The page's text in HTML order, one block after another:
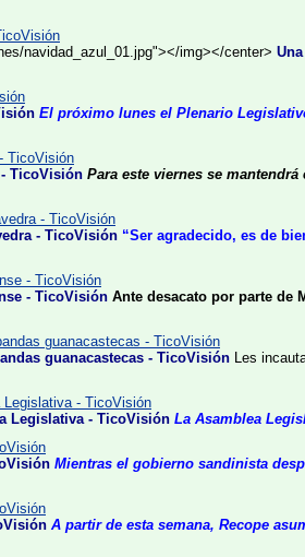
navidad_azul_01.jpg"></img></center>
El próximo lunes el Plenario
TicoVisión
TicoVisión Para este viernes se
- TicoVisión
- TicoVisión “Ser agradecido, es de
- TicoVisión
- TicoVisión Ante desacato por parte de
guanacastecas - TicoVisión
guanacastecas - TicoVisión Les
Legislativa - TicoVisión
Legislativa - TicoVisión La Asamblea
Mientras el gobierno sandinista
A partir de esta semana, Recope